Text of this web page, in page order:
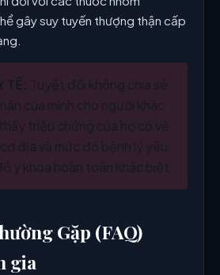
gây suy tuyến thượng thận cấp
TẾ: Tuyệt đối không chia sẻ
của mình cho người khác
triệu chứng của họ có vẻ
địa và mức độ bệnh lý yêu
y khoa hoàn toàn khác biệt.
Gặp (FAQ)
gia